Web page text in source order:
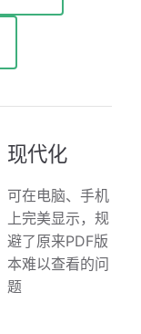
现代化
可在电脑、手机
上完美显示，规
避了原来PDF版
本难以查看的问
题